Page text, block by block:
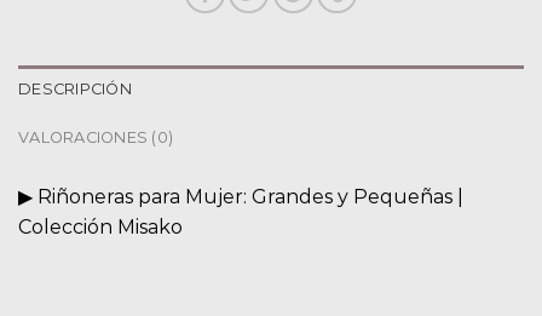
DESCRIPCIÓN
VALORACIONES (0)
▶︎ Riñoneras para Mujer: Grandes y Pequeñas |
Colección Misako